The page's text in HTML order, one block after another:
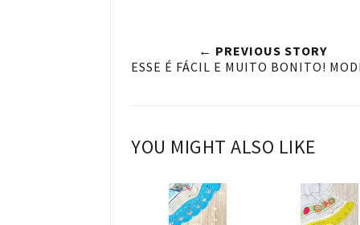
← PREVIOUS STORY
ESSE É FÁCIL E MUITO BONITO!
YOU MIGHT ALSO LIKE